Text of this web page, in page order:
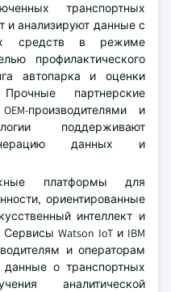
транспортных
и анализируют данные с
средств в режиме
профилактического
автопарка и оценки
партнерские
производителями и
поддерживают
данных и
платформы для
ориентированные
интеллект и
Watson IoT и IBM
и операторам
данные о транспортных
аналитической